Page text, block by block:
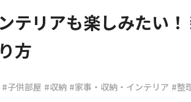
テリアも楽しみたい
方
#子供部屋 #収納 #家事・収納・インテリア #整